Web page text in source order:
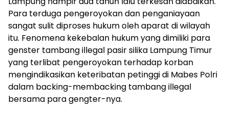
Para terduga pengeroyokan dan penganiayaan
sangat sulit diproses hukum oleh aparat di wilayah
itu. Fenomena kekebalan hukum yang dimiliki para
genster tambang illegal pasir silika Lampung Timur
yang terlibat pengeroyokan terhadap korban
mengindikasikan keteribatan petinggi di Mabes Polri
dalam backing-membacking tambang illegal
bersama para gengter-nya.